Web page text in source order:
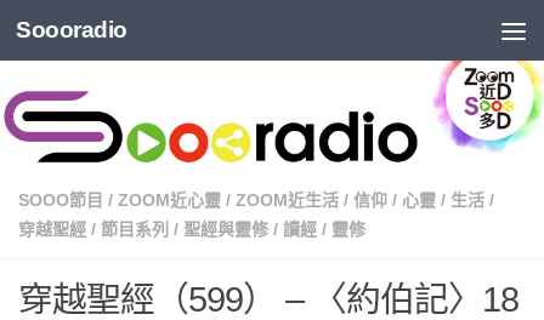
Soooradio
SOOO節目 / ZOOM近心靈 / ZOOM近生活 / 信仰 / 心靈 / 生活 /
穿越聖經 / 節目系列 / 聖經與靈修 / 讀經 / 靈修
穿越聖經（599） – 〈約伯記〉18